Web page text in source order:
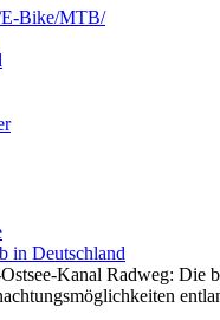
E-Bike/MTB/
in Deutschland
Kanal Radweg: Die